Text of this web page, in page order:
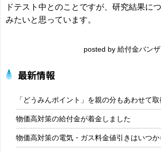
ドテスト中とのことですが、研究結果に
みたいと思っています。
posted by 給付金バン
最新情報
「どうみんポイント」を親の分もあわせて
物価高対策の給付金が着金しました
物価高対策の電気・ガス料金値引きはいつか